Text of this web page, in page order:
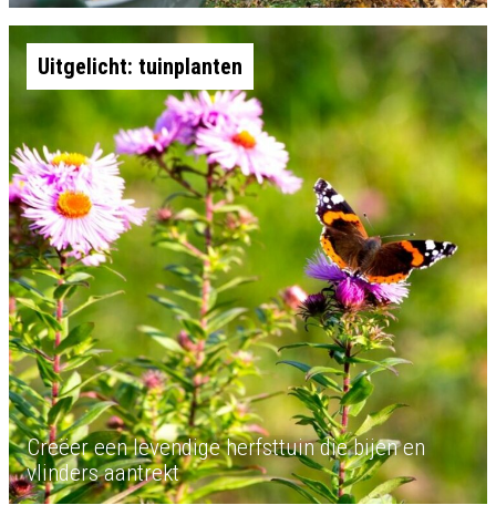
Uitgelicht: tuinplanten
Creëer een levendige herfsttuin die bijen en
vlinders aantrekt